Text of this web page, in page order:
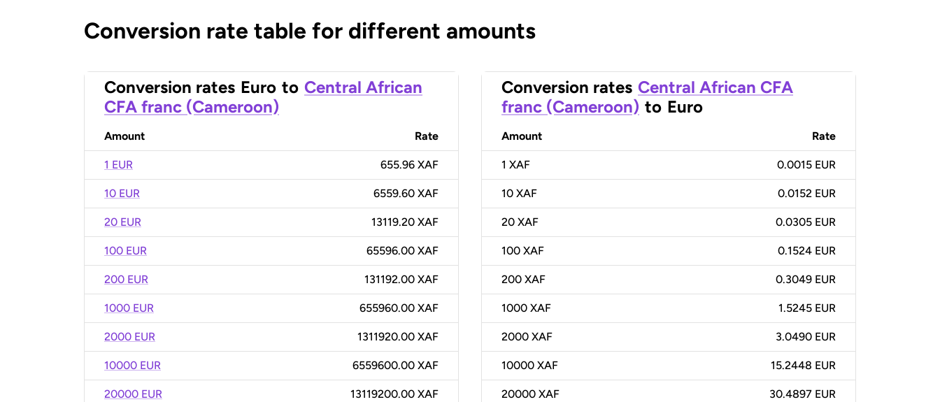
Conversion rate table for different amounts
Conversion rates Euro to Central African
CFA franc (Cameroon)
Amount Rate
1 EUR 655.96 XAF
10 EUR 6559.60 XAF
20 EUR 13119.20 XAF
100 EUR 65596.00 XAF
200 EUR 131192.00 XAF
1000 EUR 655960.00 XAF
2000 EUR 1311920.00 XAF
10000 EUR 6559600.00 XAF
20000 EUR 13119200.00 XAF
Conversion rates Central African CFA
franc (Cameroon) to Euro
Amount Rate
1 XAF 0.0015 EUR
10 XAF 0.0152 EUR
20 XAF 0.0305 EUR
100 XAF 0.1524 EUR
200 XAF 0.3049 EUR
1000 XAF 1.5245 EUR
2000 XAF 3.0490 EUR
10000 XAF 15.2448 EUR
20000 XAF 30.4897 EUR